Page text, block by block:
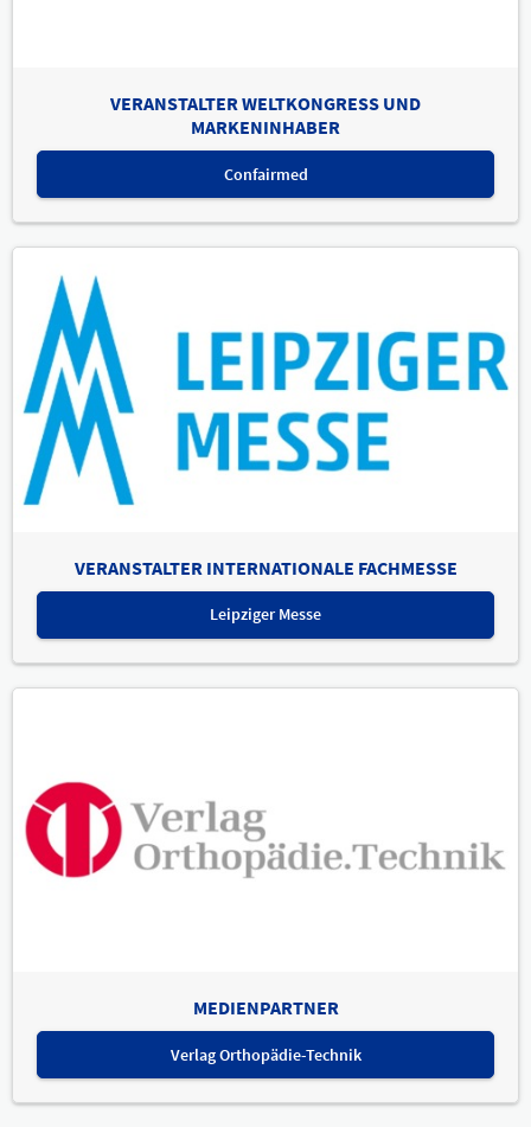
VERANSTALTER WELTKONGRESS UND
MARKENINHABER
Confairmed
VERANSTALTER INTERNATIONALE FACHMESSE
Leipziger Messe
MEDIENPARTNER
Verlag Orthopädie-Technik